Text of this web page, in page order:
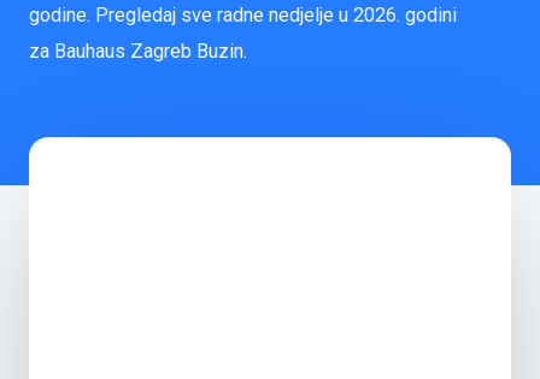
godine. Pregledaj sve radne nedjelje u 2026. godini
za Bauhaus Zagreb Buzin.